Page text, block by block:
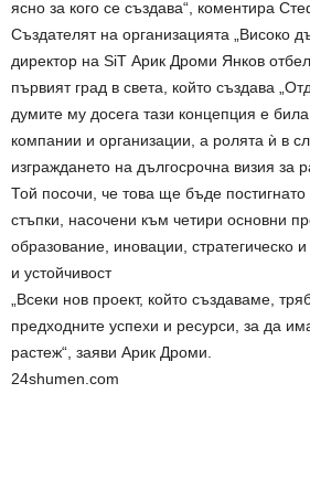
ясно за кого се създава“, коментира
Създателят на организацията „Високо
директор на SiT Арик Дроми Янков
първият град в света, който създава
думите му досега тази концепция е
компании и организации, а ролята ѝ в
изграждането на дългосрочна визия за
Той посочи, че това ще бъде постигнато
стъпки, насочени към четири основни
образование, иновации, стратегическо
и устойчивост
„Всеки нов проект, който създаваме,
предходните успехи и ресурси, за да
растеж“, заяви Арик Дроми.
24shumen.com